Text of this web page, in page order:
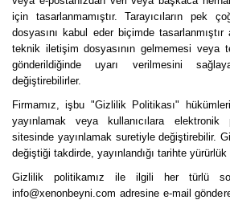
için tasarlanmamıştır. Tarayıcıların pek
dosyasını kabul eder biçimde tasarlanmıştır
teknik iletişim dosyasının gelmemesi veya
gönderildiğinde uyarı verilmesini
değiştirebilirler.
Firmamız, işbu "Gizlilik Politikası"
yayınlamak veya kullanıcılara
sitesinde yayınlamak suretiyle değiştirebilir.
değiştiği takdirde, yayınlandığı tarihte yürürlük
Gizlilik politikamız ile ilgili her türlü
info@xenonbeyni.com adresine e-mail